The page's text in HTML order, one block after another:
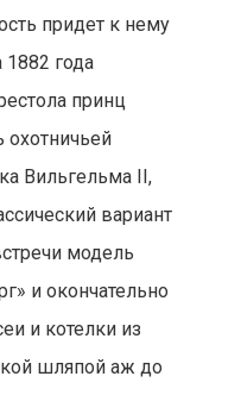
придет к нему
1882 года
принц
Вильгельма II,
вариант
модель
и окончательно
и котелки из
шляпой аж до